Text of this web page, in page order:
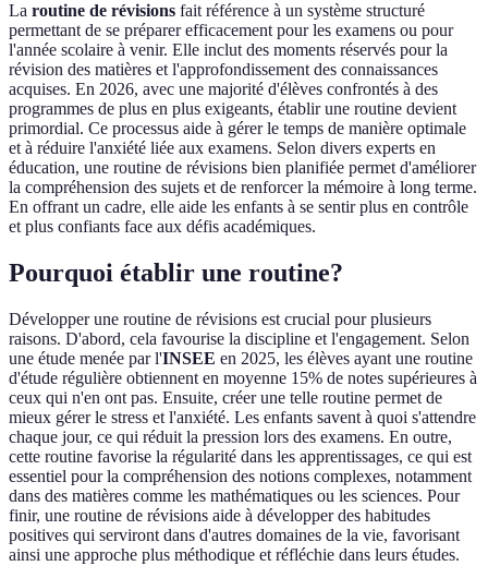
La routine de révisions fait référence à un système structuré
permettant de se préparer efficacement pour les examens ou pour
l'année scolaire à venir. Elle inclut des moments réservés pour la
révision des matières et l'approfondissement des connaissances
acquises. En 2026, avec une majorité d'élèves confrontés à des
programmes de plus en plus exigeants, établir une routine devient
primordial. Ce processus aide à gérer le temps de manière optimale
et à réduire l'anxiété liée aux examens. Selon divers experts en
éducation, une routine de révisions bien planifiée permet d'améliorer
la compréhension des sujets et de renforcer la mémoire à long terme.
En offrant un cadre, elle aide les enfants à se sentir plus en contrôle
et plus confiants face aux défis académiques.
Pourquoi établir une routine?
Développer une routine de révisions est crucial pour plusieurs
raisons. D'abord, cela favourise la discipline et l'engagement. Selon
une étude menée par l'INSEE en 2025, les élèves ayant une routine
d'étude régulière obtiennent en moyenne 15% de notes supérieures à
ceux qui n'en ont pas. Ensuite, créer une telle routine permet de
mieux gérer le stress et l'anxiété. Les enfants savent à quoi s'attendre
chaque jour, ce qui réduit la pression lors des examens. En outre,
cette routine favorise la régularité dans les apprentissages, ce qui est
essentiel pour la compréhension des notions complexes, notamment
dans des matières comme les mathématiques ou les sciences. Pour
finir, une routine de révisions aide à développer des habitudes
positives qui serviront dans d'autres domaines de la vie, favorisant
ainsi une approche plus méthodique et réfléchie dans leurs études.